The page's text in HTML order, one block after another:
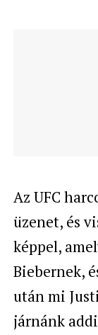
Az UFC
üzenet, és
képpel,
Biebernek,
után mi
járnánk